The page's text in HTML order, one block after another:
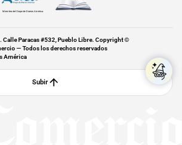
Miembro del Grupo de Diarios América
Calle Paracas #532, Pueblo Libre. Copyright ©
— Todos los derechos reservados
América
Subir